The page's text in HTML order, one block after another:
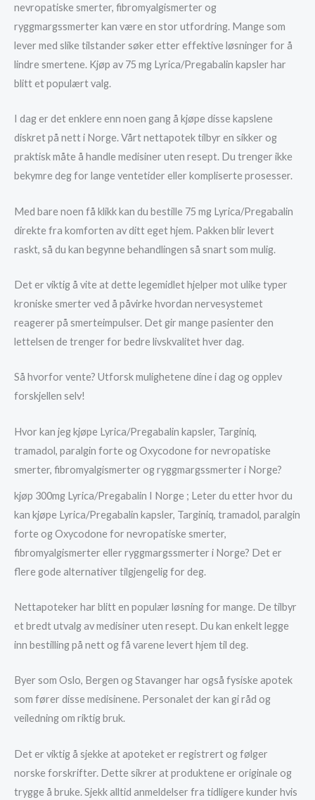
nevropatiske smerter, fibromyalgismerter og
ryggmargssmerter kan være en stor utfordring. Mange som
lever med slike tilstander søker etter effektive løsninger for å
lindre smertene. Kjøp av 75 mg Lyrica/Pregabalin kapsler har
blitt et populært valg.
I dag er det enklere enn noen gang å kjøpe disse kapslene
diskret på nett i Norge. Vårt nettapotek tilbyr en sikker og
praktisk måte å handle medisiner uten resept. Du trenger ikke
bekymre deg for lange ventetider eller kompliserte prosesser.
Med bare noen få klikk kan du bestille 75 mg Lyrica/Pregabalin
direkte fra komforten av ditt eget hjem. Pakken blir levert
raskt, så du kan begynne behandlingen så snart som mulig.
Det er viktig å vite at dette legemidlet hjelper mot ulike typer
kroniske smerter ved å påvirke hvordan nervesystemet
reagerer på smerteimpulser. Det gir mange pasienter den
lettelsen de trenger for bedre livskvalitet hver dag.
Så hvorfor vente? Utforsk mulighetene dine i dag og opplev
forskjellen selv!
Hvor kan jeg kjøpe Lyrica/Pregabalin kapsler, Targiniq,
tramadol, paralgin forte og Oxycodone for nevropatiske
smerter, fibromyalgismerter og ryggmargssmerter i Norge?
kjøp 300mg Lyrica/Pregabalin I Norge ; Leter du etter hvor du
kan kjøpe Lyrica/Pregabalin kapsler, Targiniq, tramadol, paralgin
forte og Oxycodone for nevropatiske smerter,
fibromyalgismerter eller ryggmargssmerter i Norge? Det er
flere gode alternativer tilgjengelig for deg.
Nettapoteker har blitt en populær løsning for mange. De tilbyr
et bredt utvalg av medisiner uten resept. Du kan enkelt legge
inn bestilling på nett og få varene levert hjem til deg.
Byer som Oslo, Bergen og Stavanger har også fysiske apotek
som fører disse medisinene. Personalet der kan gi råd og
veiledning om riktig bruk.
Det er viktig å sjekke at apoteket er registrert og følger
norske forskrifter. Dette sikrer at produktene er originale og
trygge å bruke. Sjekk alltid anmeldelser fra tidligere kunder hvis